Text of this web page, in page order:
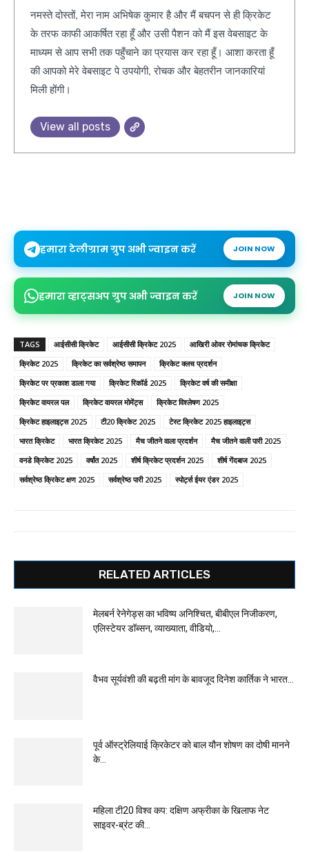
नमस्ते दोस्तों, मेरा नाम अभिषेक कुमार है और मैं बचपन से ही क्रिकेट
के तरफ काफी आकर्षित रहा हूँ और उसी पैशन को मैं इस वेबसाइट के
माध्यम से आप सभी तक पहुँचाने का प्रयास कर रहा हूँ। आशा करता हूँ
की आपको मेरे वेबसाइट पे उपयोगी, रोचक और बेहतरीन जानकारियां
मिली होंगी।
View all posts
हमारा टेलीग्राम ग्रुप अभी ज्वाइन करें JOIN NOW
हमारा व्हाट्सअप ग्रुप अभी ज्वाइन करें JOIN NOW
TAGS आईसीसी क्रिकेट आईसीसी क्रिकेट 2025
आखिरी ओवर रोमांचक क्रिकेट
क्रिकेट 2025
क्रिकेट का सर्वश्रेष्ठ समापन
क्रिकेट क्लच प्रदर्शन
क्रिकेट पर प्रकाश डाला गया
क्रिकेट रिकॉर्ड 2025
क्रिकेट वर्ष की समीक्षा
क्रिकेट वायरल पल
क्रिकेट वायरल मोमेंट्स
क्रिकेट विश्लेषण 2025
क्रिकेट हाइलाइट्स 2025
टी20 क्रिकेट 2025
टेस्ट क्रिकेट 2025 हाइलाइट्स
भारत क्रिकेट
भारत क्रिकेट 2025 मैच जीतने वाला प्रदर्शन
मैच जीतने वाली पारी 2025
वनडे क्रिकेट 2025
वर्षांत 2025 शीर्ष क्रिकेट प्रदर्शन 2025
शीर्ष गेंदबाज 2025
सर्वश्रेष्ठ क्रिकेट क्षण 2025
सर्वश्रेष्ठ पारी 2025 स्पोर्ट्स ईयर एंडर 2025
RELATED ARTICLES
मेलबर्न रेनेगेड्स का भविष्य अनिश्चित, बीबीएल निजीकरण,
एलिस्टेयर डॉब्सन, व्याख्याता, वीडियो,...
वैभव सूर्यवंशी की बढ़ती मांग के बावजूद दिनेश कार्तिक ने भारत...
पूर्व ऑस्ट्रेलियाई क्रिकेटर को बाल यौन शोषण का दोषी मानने
के...
महिला टी20 विश्व कप: दक्षिण अफ्रीका के खिलाफ नेट
साइवर-ब्रंट की...